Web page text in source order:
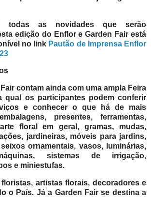
todas as novidades que serão
edição do Enflor e Garden Fair está
no link Pautão de Imprensa Enflor
contam ainda com uma ampla Feira
qual os participantes podem conferir
e conhecer o que há de mais
presentes, ferramentas,
floral em geral, gramas, mudas,
jardineiras, móveis para jardins,
ornamentais, vasos, luminárias,
sistemas de irrigação,
e miniestufas.
artistas florais, decoradores e
o País. Já a Garden Fair se destina a